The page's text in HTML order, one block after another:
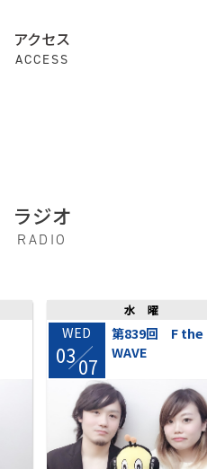
アクセス
ACCESS
ラジオ
RADIO
水曜
WED
0307
第839回 F the
WAVE